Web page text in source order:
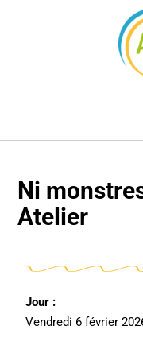
Ni
Atelier
Jour :
Vendredi 6 février